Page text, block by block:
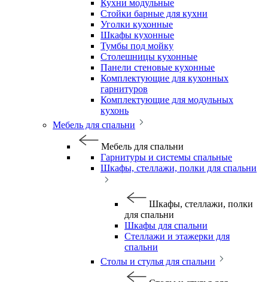
Кухни модульные
Стойки барные для кухни
Уголки кухонные
Шкафы кухонные
Тумбы под мойку
Столешницы кухонные
Панели стеновые кухонные
Комплектующие для кухонных
гарнитуров
Комплектующие для модульных
кухонь
Мебель для спальни
Мебель для спальни
Гарнитуры и системы спальные
Шкафы, стеллажи, полки для спальни
Шкафы, стеллажи, полки
для спальни
Шкафы для спальни
Стеллажи и этажерки для
спальни
Столы и стулья для спальни